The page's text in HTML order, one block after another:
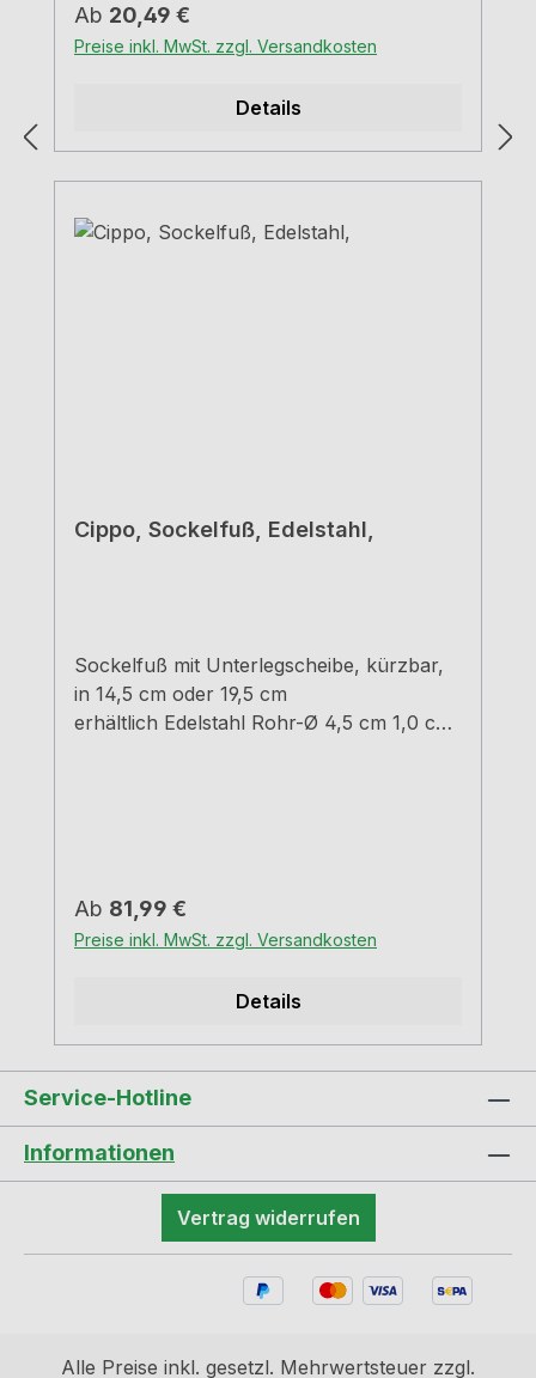
Regulärer Preis:
Ab 20,49 €
Preise inkl. MwSt. zzgl. Versandkosten
Details
Cippo, Sockelfuß, Edelstahl,
Sockelfuß mit Unterlegscheibe, kürzbar,
in 14,5 cm oder 19,5 cm
erhältlich Edelstahl Rohr-Ø 4,5 cm 1,0 cm
Regulärer Preis:
Ab 81,99 €
Preise inkl. MwSt. zzgl. Versandkosten
Details
Service-Hotline
Informationen
Vertrag widerrufen
Alle Preise inkl. gesetzl. Mehrwertsteuer zzgl.